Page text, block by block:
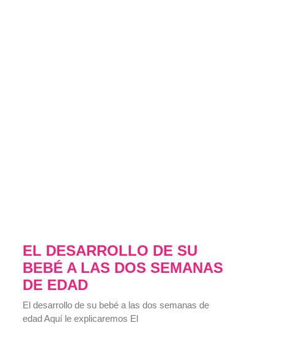
EL DESARROLLO DE SU
BEBÉ A LAS DOS SEMANAS
DE EDAD
El desarrollo de su bebé a las dos semanas de
edad Aquí le explicaremos El